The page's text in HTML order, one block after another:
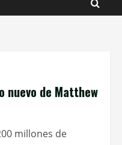
nuevo de Matthew
millones de